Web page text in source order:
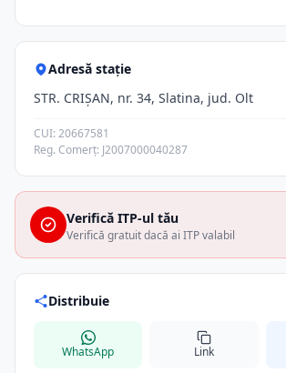
Adresă stație
STR. CRIŞAN, nr. 34, Slatina, jud. Olt
CUI: 20667581
Reg. Comerț: J2007000040287
Verifică ITP-ul tău
Verifică gratuit dacă ai ITP valabil
Distribuie
WhatsApp Link